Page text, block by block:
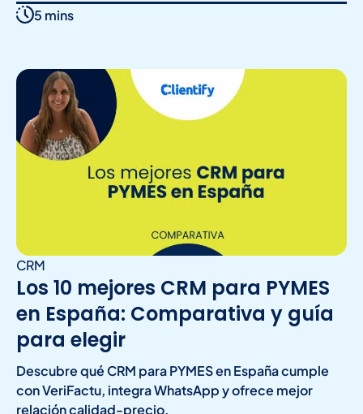
5 mins
CRM
Los 10 mejores CRM para PYMES
en España: Comparativa y guía
para elegir
Descubre qué CRM para PYMES en España cumple
con VeriFactu, integra WhatsApp y ofrece mejor
relación calidad-precio.